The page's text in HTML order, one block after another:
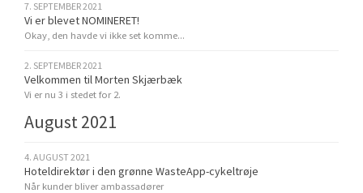
7. SEPTEMBER 2021
Vi er blevet NOMINERET!
Okay, den havde vi ikke set komme...
2. SEPTEMBER 2021
Velkommen til Morten Skjærbæk
Vi er nu 3 i stedet for 2.
August 2021
4. AUGUST 2021
Hoteldirektør i den grønne WasteApp-cykeltrøje
Når kunder bliver ambassadører